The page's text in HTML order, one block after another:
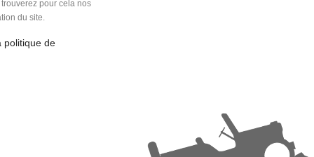
pour cela nos
du site.
politique de